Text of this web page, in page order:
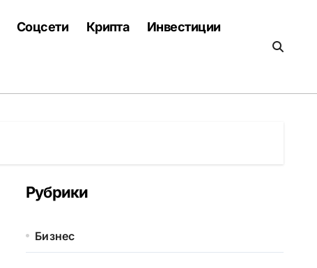
Соцсети Крипта Инвестиции
Рубрики
Бизнес